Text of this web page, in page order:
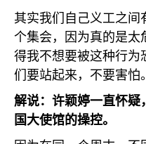
其实我们自己义工之间
个集会，因为真的是太
得我不想要被这种行为
们要站起来，不要害怕。
解说：许颖婷一直怀疑
国大使馆的操控。